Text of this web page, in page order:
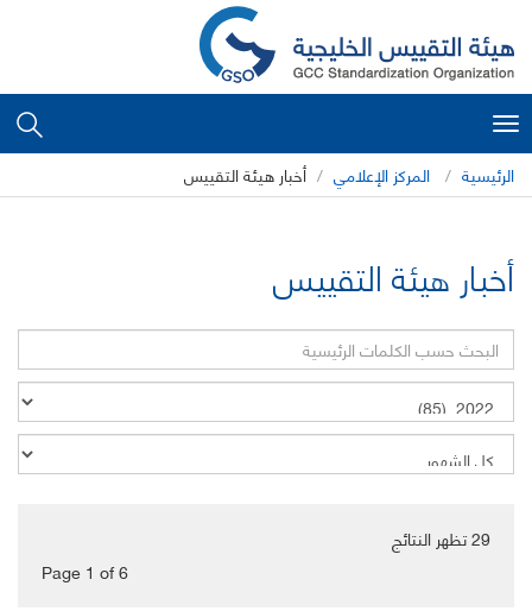
Toggle
navigation
الرئيسية المركز الإعلامي أخبار هيئة التقييس
أخبار هيئة التقييس
29تظهر النتائج
Page 1 of6